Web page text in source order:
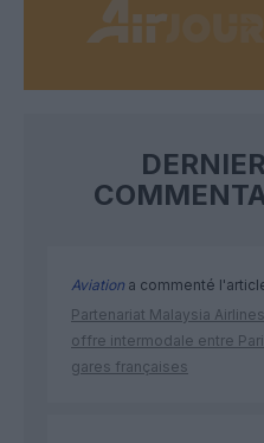
Aviation a commenté
Partenariat Malaysia
offre intermodale entre
gares françaises